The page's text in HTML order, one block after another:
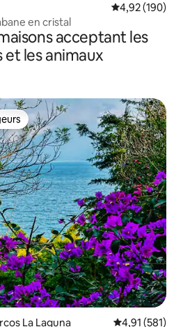
Évaluation
4,92 (190)
en cristal
acceptant les
et les animaux
les plus appréciés
La Laguna Évaluation
4,91 (581)